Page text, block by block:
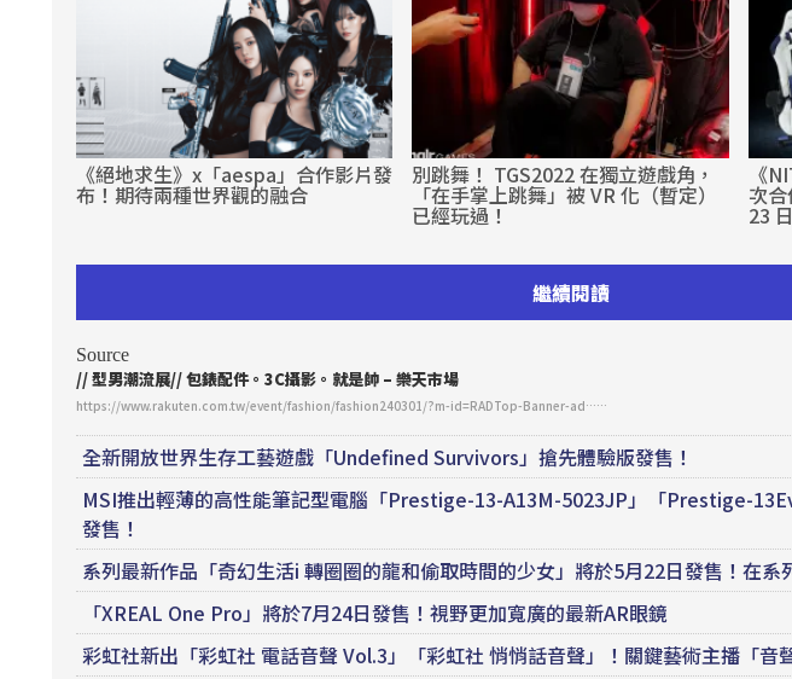
《絕地求生》x「aespa」合作影片發
布！期待兩種世界觀的融合
別跳舞！ TGS2022 在獨立遊戲角，
「在手掌上跳舞」被 VR 化（暫定）
已經玩過！
《
次
23
繼續閱讀
Source
// 型男潮流展// 包錶配件。3C攝影。就是帥 – 樂天市場
https://www.rakuten.com.tw/event/fashion/fashion240301/?m-id=RADTop-Banner-ad……
全新開放世界生存工藝遊戲「Undefined Survivors」搶先體驗版發售！
MSI推出輕薄的高性能筆記型電腦「Prestige-13-A13M-5023JP」「Prestige-
發售！
系列最新作品「奇幻生活i 轉圈圈的龍和偷取時間的少女」將於5月22日發售！在系
「XREAL One Pro」將於7月24日發售！視野更加寬廣的最新AR眼鏡
彩虹社新出「彩虹社 電話音聲 Vol.3」「彩虹社 悄悄話音聲」！關鍵藝術主播「音